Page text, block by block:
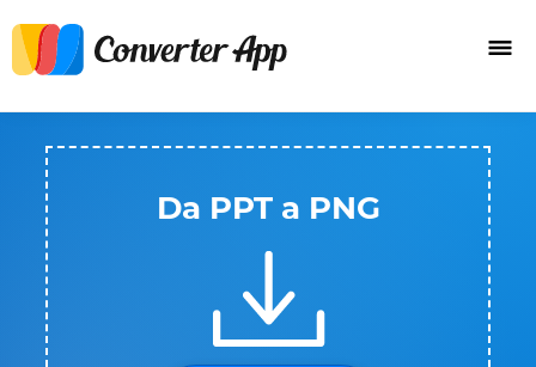
Da PPT a PNG